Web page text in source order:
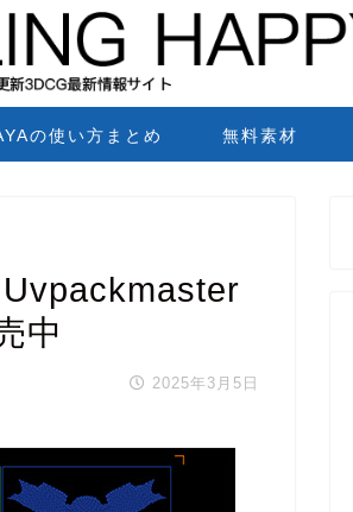
の使い方まとめ 無料素材
中
2025年3月5日